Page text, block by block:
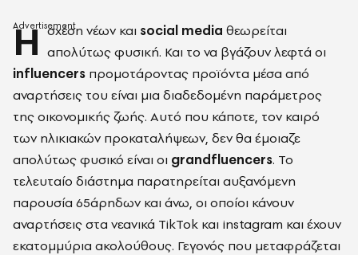
Η σχέση νέων και social media θεωρείται
απολύτως φυσική. Και το να βγάζουν λεφτά οι
influencers προμοτάροντας προϊόντα μέσα από
αναρτήσεις του είναι μια διαδεδομένη παράμετρος
της οικονομικής ζωής. Αυτό που κάποτε, τον καιρό
των ηλικιακών προκαταλήψεων, δεν θα έμοιαζε
απολύτως φυσικό είναι οι grandfluencers. Το
τελευταίο διάστημα παρατηρείται αυξανόμενη
παρουσία 65άρηδων και άνω, οι οποίοι κάνουν
αναρτήσεις στα νεανικά TikTok και instagram και έχουν
εκατομμύρια ακολούθους. Γεγονός που μεταφράζεται